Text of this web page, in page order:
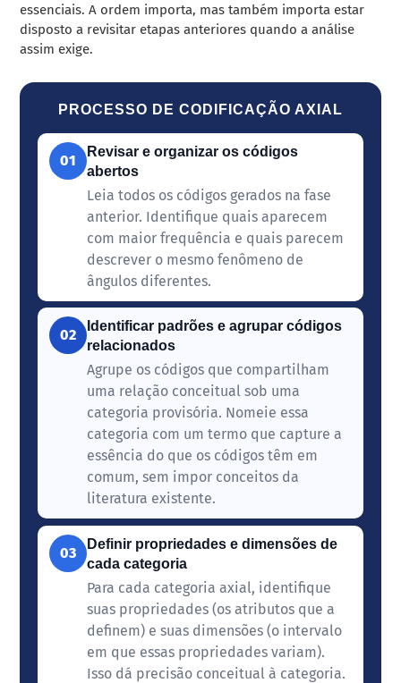
essenciais. A ordem importa, mas também importa estar
disposto a revisitar etapas anteriores quando a análise
assim exige.
PROCESSO DE CODIFICAÇÃO AXIAL
01
Revisar e organizar os códigos
abertos
Leia todos os códigos gerados na fase
anterior. Identifique quais aparecem
com maior frequência e quais parecem
descrever o mesmo fenômeno de
ângulos diferentes.
02
Identificar padrões e agrupar códigos
relacionados
Agrupe os códigos que compartilham
uma relação conceitual sob uma
categoria provisória. Nomeie essa
categoria com um termo que capture a
essência do que os códigos têm em
comum, sem impor conceitos da
literatura existente.
03
Definir propriedades e dimensões de
cada categoria
Para cada categoria axial, identifique
suas propriedades (os atributos que a
definem) e suas dimensões (o intervalo
em que essas propriedades variam).
Isso dá precisão conceitual à categoria.